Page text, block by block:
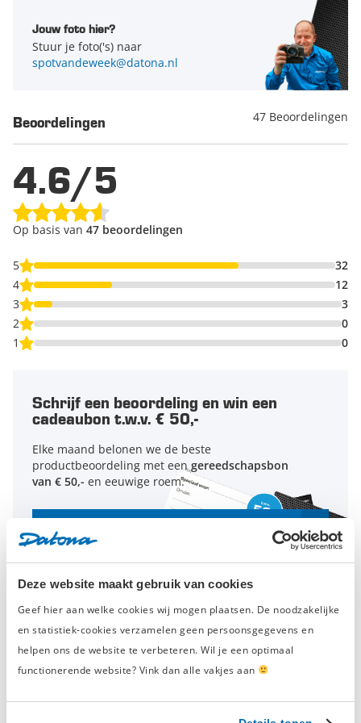
Deze website maakt gebruik van cookies
Geef hier aan welke cookies wij mogen plaatsen. De noodzakelijke
en statistiek-cookies verzamelen geen persoonsgegevens en
helpen ons de website te verbeteren. Wil je een optimaal
functionerende website? Vink dan alle vakjes aan
Jouw foto hier?
Stuur je foto('s) naar
spotvandeweek@datona.nl
Beoordelingen 47 Beoordelingen
4.6/5
Op basis van 47 beoordelingen
5
32
4
12
3
3
2
0
1
0
Schrijf een beoordeling en win een
cadeaubon t.w.v. € 50,-
Elke maand belonen we de beste
productbeoordeling met eengereedschapsbon
van € 50,- en eeuwige roem.
Schrijf een beoordeling
Geverifieerde beoordeling
Robin Peters
‘Handig’
woensdag 10 december 2025